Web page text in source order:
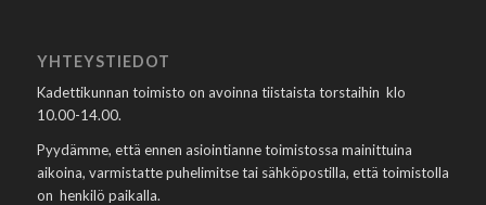
YHTEYSTIEDOT
Kadettikunnan toimisto on avoinna tiistaista torstaihin klo
10.00-14.00.
Pyydämme, että ennen asiointianne toimistossa mainittuina
aikoina, varmistatte puhelimitse tai sähköpostilla, että toimistolla
on henkilö paikalla.